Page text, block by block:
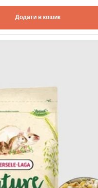
Додати в кошик